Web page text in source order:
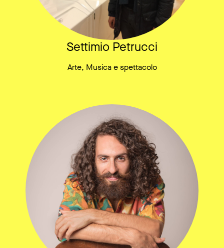
Settimio Petrucci
Arte, Musica e spettacolo